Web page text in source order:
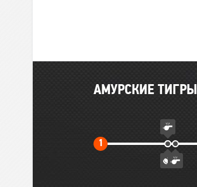
Главные
АМУРСКИЕ ТИГРЫ
1 Первый